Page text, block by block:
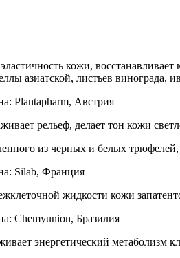
кожи,
азиатской, листьев винограда,
Plantapharm, Австрия
рельеф, делает тон кожи
из черных и белых
Silab, Франция
жидкости кожи
Сhemyunion, Бразилия
энергетический метаболизм